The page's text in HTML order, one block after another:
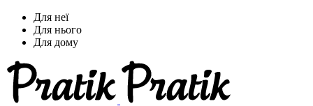
Для неї
Для нього
Для дому